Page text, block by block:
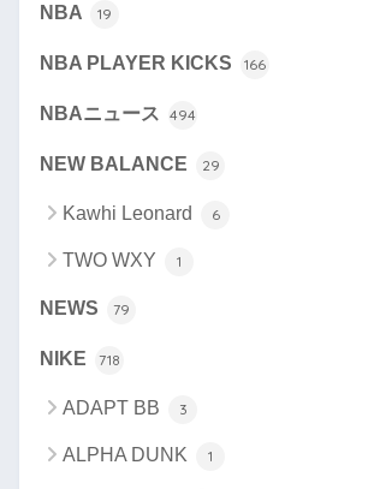
NBA 19
NBA PLAYER KICKS 166
NBAニュース 494
NEW BALANCE 29
Kawhi Leonard 6
TWO WXY 1
NEWS 79
NIKE 718
ADAPT BB 3
ALPHA DUNK 1